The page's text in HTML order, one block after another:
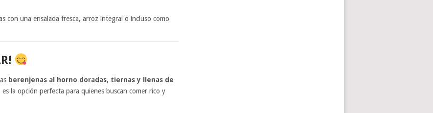
con una ensalada fresca, arroz integral o incluso como
berenjenas al horno doradas, tiernas y llenas de
es la opción perfecta para quienes buscan comer rico y